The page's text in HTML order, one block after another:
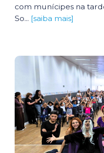
com munícipes na
So... [saiba mais]